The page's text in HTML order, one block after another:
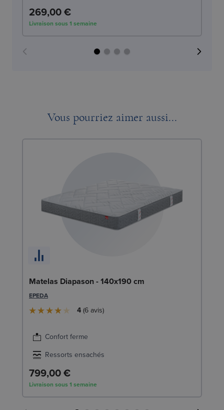
269,00 €
Livraison sous 1 semaine
Vous pourriez aimer aussi...
Matelas Diapason - 140x190 cm
EPEDA
4 6avis
Confort ferme
Ressorts ensachés
799,00 €
Livraison sous 1 semaine